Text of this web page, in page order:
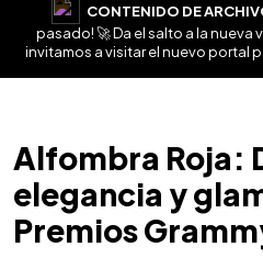
CONTENIDO DE
pasado! 🚀 Da el salto a la nueva
invitamos a visitar el nuevo portal
Alfombra Roja:
elegancia y
Premios